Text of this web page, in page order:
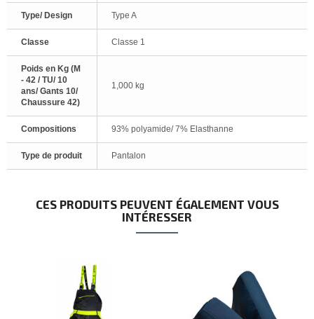
Type/ Design Type A
Classe Classe 1
Poids en Kg (M
- 42 / TU/ 10
ans/ Gants 10/
Chaussure 42)
1,000 kg
Compositions 93% polyamide/ 7% Elasthanne
Type de produit Pantalon
CES PRODUITS PEUVENT ÉGALEMENT VOUS
INTÉRESSER